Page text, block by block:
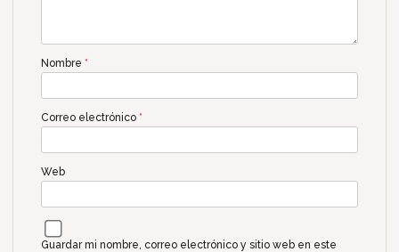
Nombre *
Correo electrónico *
Web
Guardar mi nombre, correo electrónico y sitio web en este